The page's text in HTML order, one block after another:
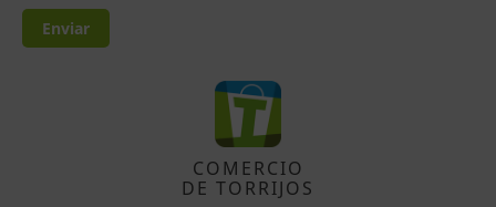
Enviar
COMERCIO
DE TORRIJOS